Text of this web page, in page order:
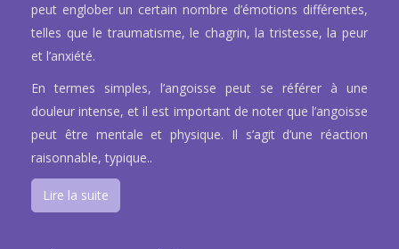
peut englober un certain nombre d’émotions différentes,
telles que le traumatisme, le chagrin, la tristesse, la peur
et l’anxiété.
En termes simples, l’angoisse peut se référer à une
douleur intense, et il est important de noter que l’angoisse
peut être mentale et physique. Il s’agit d’une réaction
raisonnable, typique..
Lire la suite